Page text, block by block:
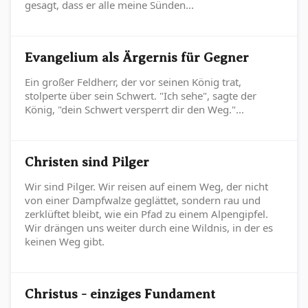
gesagt, dass er alle meine Sünden...
Evangelium als Ärgernis für Gegner
Ein großer Feldherr, der vor seinen König trat,
stolperte über sein Schwert. "Ich sehe", sagte der
König, "dein Schwert versperrt dir den Weg."...
Christen sind Pilger
Wir sind Pilger. Wir reisen auf einem Weg, der nicht
von einer Dampfwalze geglättet, sondern rau und
zerklüftet bleibt, wie ein Pfad zu einem Alpengipfel.
Wir drängen uns weiter durch eine Wildnis, in der es
keinen Weg gibt.
Christus - einziges Fundament